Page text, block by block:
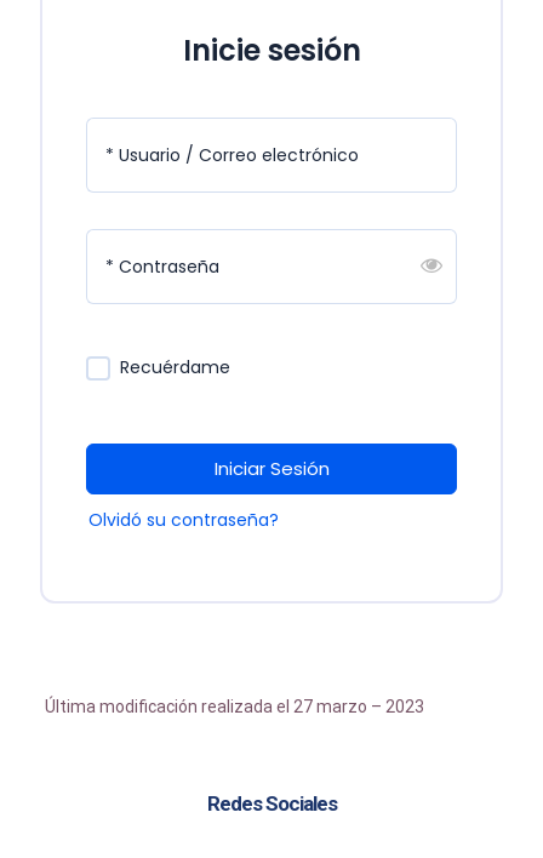
Inicie sesión
* Usuario / Correo electrónico
* Contraseña
Recuérdame
Iniciar Sesión
Olvidó su contraseña?
Última modificación realizada el 27 marzo – 2023
Redes Sociales